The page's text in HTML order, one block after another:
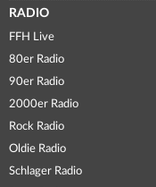
RADIO
FFH Live
80er Radio
90er Radio
2000er Radio
Rock Radio
Oldie Radio
Schlager Radio